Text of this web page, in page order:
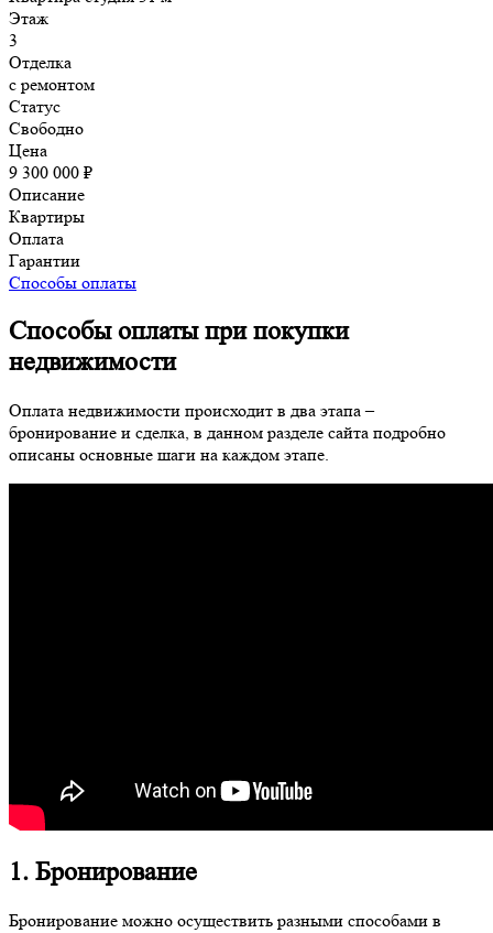
Этаж
3
Отделка
с ремонтом
Статус
Свободно
Цена
9 300 000 ₽
Описание
Квартиры
Оплата
Гарантии
Способы оплаты
Способы оплаты при покупки
недвижимости
Оплата недвижимости происходит в два этапа –
бронирование и сделка, в данном разделе сайта подробно
описаны основные шаги на каждом этапе.
1. Бронирование
Бронирование можно осуществить разными способами в